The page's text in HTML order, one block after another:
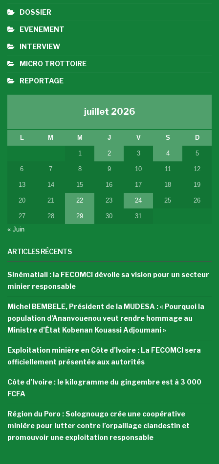
DOSSIER
EVENEMENT
INTERVIEW
MICRO TROTTOIRE
REPORTAGE
juillet 2026
L M M J V S D
1 2 3 4 5
6 7 8 9 10 11 12
13 14 15 16 17 18 19
20 21 22 23 24 25 26
27 28 29 30
31
« Juin
ARTICLES RÉCENTS
Sinématiali : la FECOMCI dévoile sa vision pour un secteur
minier responsable
Michel BEMBELE, Président de la MUDESA : « Pourquoi la
population d’Ananvouenou veut rendre hommage au
Ministre d’État Kobenan Kouassi Adjoumani »
Exploitation minière en Côte d’Ivoire : La FECOMCI sera
officiellement présentée aux autorités
Côte d’Ivoire : le kilogramme du gingembre est à 3 000
FCFA
Région du Poro : Solognougo crée une coopérative
minière pour lutter contre l’orpaillage clandestin et
promouvoir une exploitation responsable